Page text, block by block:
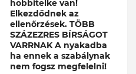
hobbitelke van!
Elkezdődnek az
ellenőrzések. TÖBB
SZÁZEZRES BÍRSÁGOT
VARRNAK A nyakadba
ha ennek a szabálynak
nem fogsz megfelelni!